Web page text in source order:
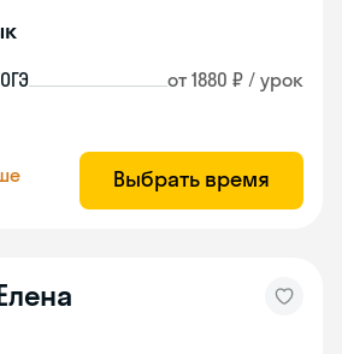
от 1880 ₽ / урок
Выбрать время